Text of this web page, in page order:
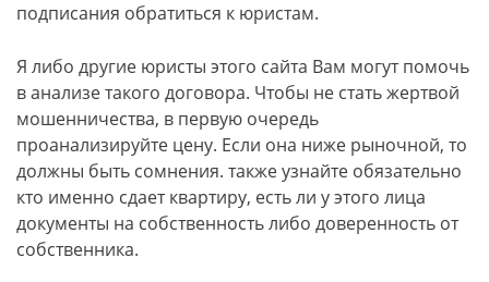
подписания обратиться к юристам.
Я либо другие юристы этого сайта Вам могут помочь
в анализе такого договора. Чтобы не стать жертвой
мошенничества, в первую очередь
проанализируйте цену. Если она ниже рыночной, то
должны быть сомнения. также узнайте обязательно
кто именно сдает квартиру, есть ли у этого лица
документы на собственность либо доверенность от
собственника.